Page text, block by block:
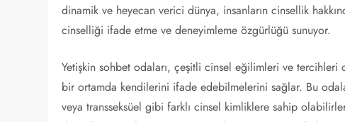
dinamik ve heyecan verici dünya, insanların cinsellik
cinselliği ifade etme ve deneyimleme özgürlüğü sunuyor.
Yetişkin sohbet odaları, çeşitli cinsel eğilimleri ve
bir ortamda kendilerini ifade edebilmelerini sağlar. Bu
veya transseksüel gibi farklı cinsel kimliklere sahip